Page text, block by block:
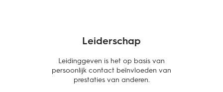
Leiderschap
Leidinggeven is het op basis van
persoonlijk contact beïnvloeden van
prestaties van anderen.